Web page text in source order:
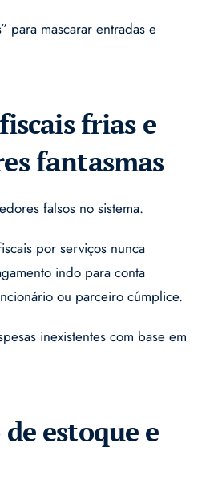
para mascarar entradas e
frias e
fantasmas
falsos no sistema.
por serviços nunca
indo para conta
ou parceiro cúmplice.
inexistentes com base em
estoque e